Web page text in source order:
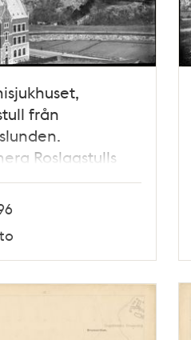
från
Roslagstulls